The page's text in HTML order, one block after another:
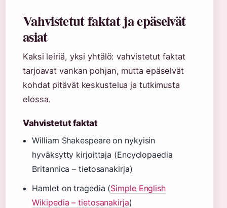
Vahvistetut faktat ja epäselvät
asiat
Kaksi leiriä, yksi yhtälö: vahvistetut faktat
tarjoavat vankan pohjan, mutta epäselvät
kohdat pitävät keskustelua ja tutkimusta
elossa.
Vahvistetut faktat
William Shakespeare on nykyisin
hyväksytty kirjoittaja (Encyclopaedia
Britannica – tietosanakirja)
Hamlet on tragedia (Simple English
Wikipedia – tietosanakirja)